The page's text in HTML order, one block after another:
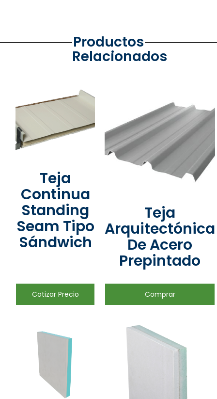
Productos
Relacionados
Teja
Continua
Standing
Seam Tipo
Sándwich
Cotizar Precio
Teja
Arquitectónica
De Acero
Prepintado
Comprar